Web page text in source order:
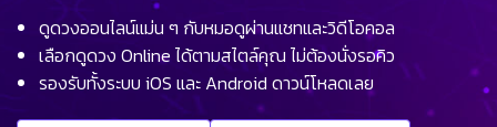
ดูดวงออนไลน์แม่น ๆ กับหมอดูผ่านแชทและวิดีโอคอล
เลือกดูดวง Online ได้ตามสไตล์คุณ ไม่ต้องนั่งรอคิว
รองรับทั้งระบบ iOS และ Android ดาวน์โหลดเลย